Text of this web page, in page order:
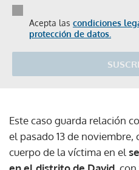
Acepta las condiciones
protección de datos.
Este caso guarda relación
el pasado 13 de noviembre,
cuerpo de la víctima en el